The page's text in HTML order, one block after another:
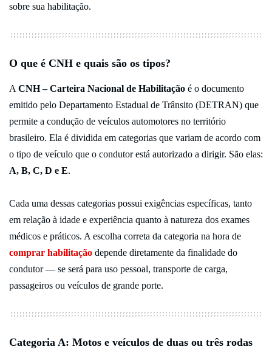
sobre sua habilitação.
O que é CNH e quais são os tipos?
ACNH – Carteira Nacional de Habilitação é o documento
emitido pelo Departamento Estadual de Trânsito (DETRAN) que
permite a condução de veículos automotores no território
brasileiro. Ela é dividida em categorias que variam de acordo com
o tipo de veículo que o condutor está autorizado a dirigir. São elas:
A, B, C, D e E.
Cada uma dessas categorias possui exigências específicas, tanto
em relação à idade e experiência quanto à natureza dos exames
médicos e práticos. A escolha correta da categoria na hora de
comprar habilitação depende diretamente da finalidade do
condutor — se será para uso pessoal, transporte de carga,
passageiros ou veículos de grande porte.
Categoria A: Motos e veículos de duas ou três rodas